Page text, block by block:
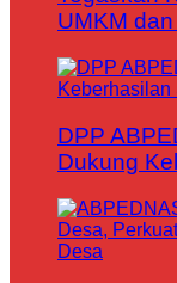
UMKM
DPP
Dukung